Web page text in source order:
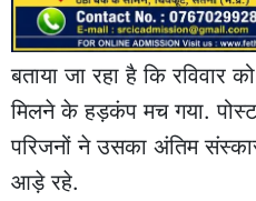
बताया जा रहा है कि रविवार
मिलने के हड़कंप मच गया.
परिजनों ने उसका अंतिम
आड़े रहे.